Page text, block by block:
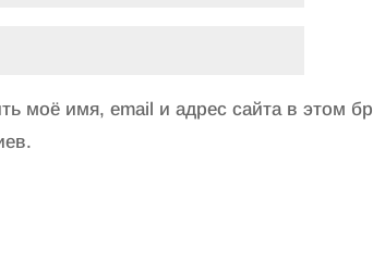
моё имя, email и адрес сайта в этом